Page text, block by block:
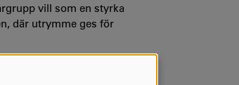
vill som en styrka
där utrymme ges för
det